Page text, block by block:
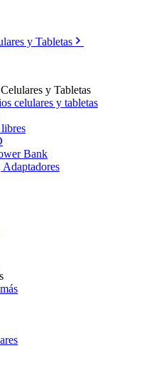
y Tabletas
y Tabletas
celulares y tabletas
Bank
Adaptadores